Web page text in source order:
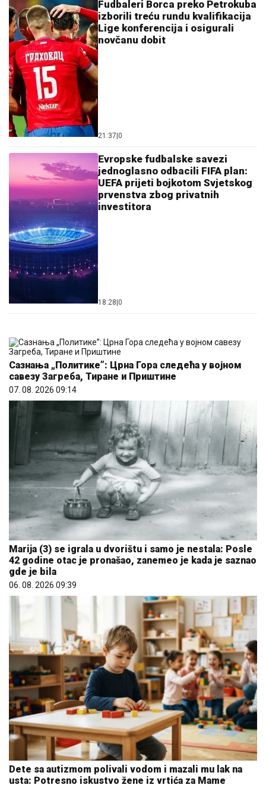
Fudbaleri Borca preko Petrokuba
izborili treću rundu kvalifikacija
Lige konferencija i osigurali
novčanu dobit
21:37 0
Evropske fudbalske savezi
jednoglasno odbacili FIFA plan:
UEFA prijeti bojkotom Svjetskog
prvenstva zbog privatnih
investitora
18:28 0
Сазнања „Политике”: Црна Гора следећа у војном
савезу Загреба, Тиране и Приштине
07. 08. 2026 09:14
Marija (3) se igrala u dvorištu i samo je nestala: Posle
42 godine otac je pronašao, zanemeo je kada je saznao
gde je bila
06. 08. 2026 09:39
Dete sa autizmom polivali vodom i mazali mu lak na
usta: Potresno iskustvo žene iz vrtića za Mame